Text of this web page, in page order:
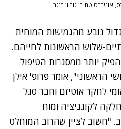
אוניברסיטת בן גוריון בנגב
נובע מהגמישות המוחית
שלוש הראשונות לחייהם.
יותר ממסגרות הטיפול
הראשוני", אומר פרופ' אילן
לחקר אוטיזם וחבר סגל
לקוגניציה ומוח
"חשוב לציין שהרוב המוחלט